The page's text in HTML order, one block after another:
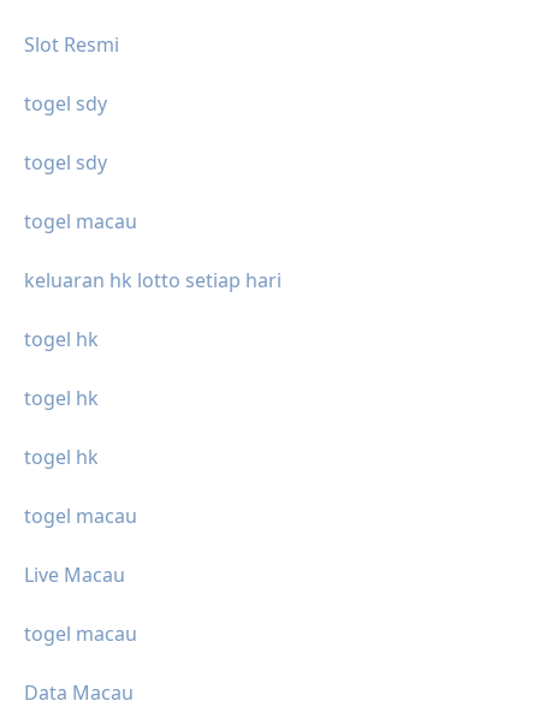
Slot Resmi
togel sdy
togel sdy
togel macau
keluaran hk lotto setiap hari
togel hk
togel hk
togel hk
togel macau
Live Macau
togel macau
Data Macau